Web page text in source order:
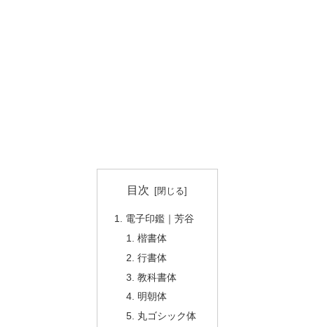
目次
電子印鑑｜芳谷
楷書体
行書体
教科書体
明朝体
丸ゴシック体